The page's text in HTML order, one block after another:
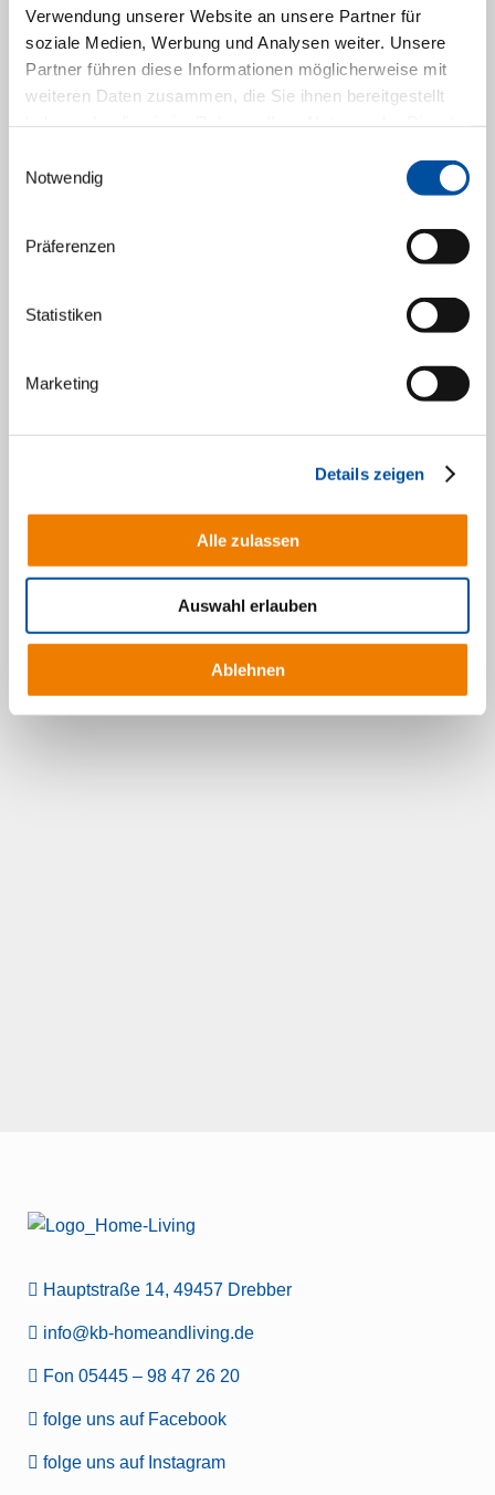
Verwendung unserer Website an unsere Partner für
soziale Medien, Werbung und Analysen weiter. Unsere
Partner führen diese Informationen möglicherweise mit
weiteren Daten zusammen, die Sie ihnen bereitgestellt
Notwendig
Präferenzen
Statistiken
Marketing
Details zeigen
Alle zulassen
Auswahl erlauben
Ablehnen
Hauptstraße 14, 49457 Drebber
info@kb-homeandliving.de
Fon 05445 – 98 47 26 20
folge uns auf Facebook
folge uns auf Instagram